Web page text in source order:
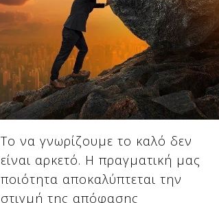
Το να γνωρίζουμε το καλό δεν
είναι αρκετό. Η πραγματική μας
ποιότητα αποκαλύπτεται την
στιγμή της απόφασης